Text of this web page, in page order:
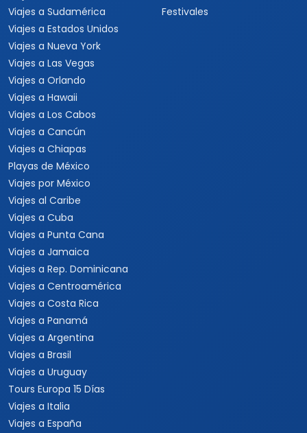
Viajes a Sudamérica
Viajes a Estados Unidos
Viajes a Nueva York
Viajes a Las Vegas
Viajes a Orlando
Viajes a Hawaii
Viajes a Los Cabos
Viajes a Cancún
Viajes a Chiapas
Playas de México
Viajes por México
Viajes al Caribe
Viajes a Cuba
Viajes a Punta Cana
Viajes a Jamaica
Viajes a Rep. Dominicana
Viajes a Centroamérica
Viajes a Costa Rica
Viajes a Panamá
Viajes a Argentina
Viajes a Brasil
Viajes a Uruguay
Tours Europa 15 Días
Viajes a Italia
Viajes a España
Festivales